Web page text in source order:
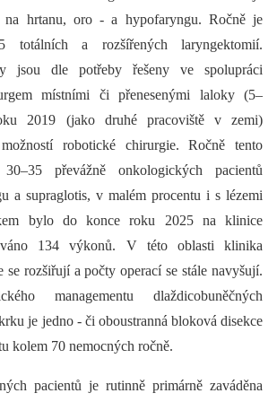
na hrtanu, oro -⁠ a hypofaryngu. Ročně je
totálních a rozšířených laryngektomií.
jsou dle potřeby řešeny ve spolupráci
místními či přenesenými laloky (5–
2019 (jako druhé pracoviště v zemi)
robotické chirurgie. Ročně tento
převážně onkologických pacientů
a supraglotis, v malém procentu i s lézemi
bylo do konce roku 2025 na klinice
134 výkonů. V této oblasti klinika
se rozšiřují a počty operací se stále navyšují.
managementu dlaždicobuněčných
je jedno -⁠ či oboustranná bloková disekce
kolem 70 nemocných ročně.
pacientů je rutinně primárně zaváděna